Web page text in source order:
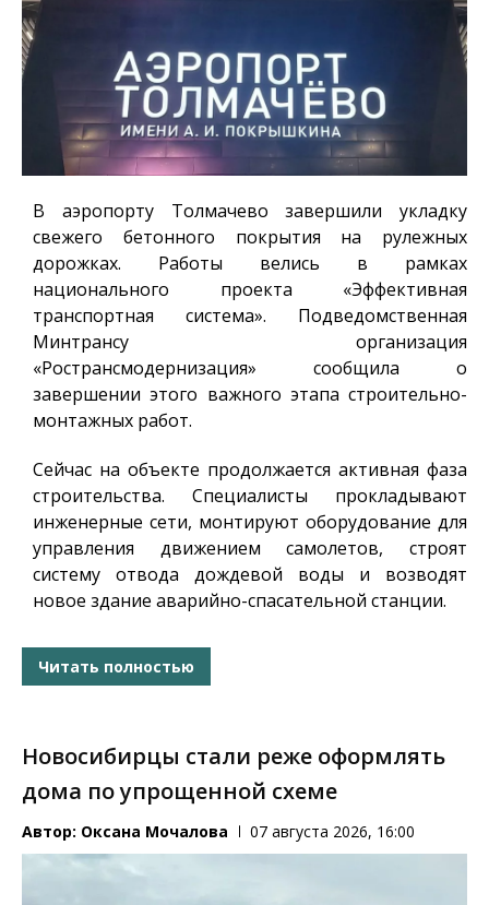
В аэропорту Толмачево завершили укладку
свежего бетонного покрытия на рулежных
дорожках. Работы велись в рамках
национального проекта «Эффективная
транспортная система». Подведомственная
Минтрансу организация
«Ространсмодернизация» сообщила о
завершении этого важного этапа строительно-
монтажных работ.
Сейчас на объекте продолжается активная фаза
строительства. Специалисты прокладывают
инженерные сети, монтируют оборудование для
управления движением самолетов, строят
систему отвода дождевой воды и возводят
новое здание аварийно-спасательной станции.
Читать полностью
Новосибирцы стали реже оформлять
дома по упрощенной схеме
Автор: Оксана Мочалова 07 августа 2026, 16:00